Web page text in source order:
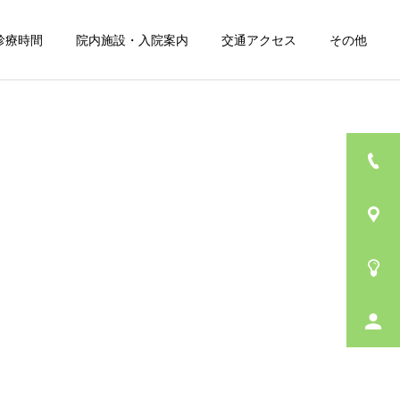
療時間 院内施設・入院案内 交通アクセス その他